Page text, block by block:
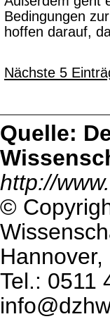
Bedingungen
hoffen darauf,
Nächste 5
Quelle:
http://
©
Hannover,
Tel.: 0511